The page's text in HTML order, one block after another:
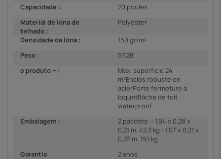
Capacidade :
20 poules
Material de lona de
telhado :
Polyester
Densidade da lona :
150 gr/m²
Peso :
57,28
o produto + :
Maxi superficie 24
m²Enclos robuste en
acierPorte fermeture à
loquetBâche de toit
waterproof
Embalagem :
2 pacotes: - 1,94 x 0,28 x
0,21 m, 42,3 kg - 1,07 x 0,21 x
0,22 m, 19,1 kg
Garantia
2 anos